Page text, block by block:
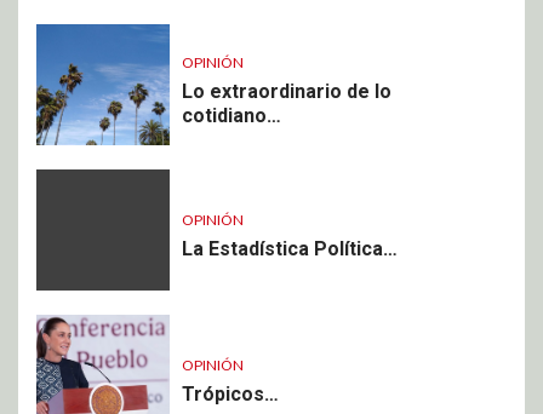
OPINIÓN
Lo extraordinario de lo
cotidiano…
OPINIÓN
La Estadística Política…
OPINIÓN
Trópicos…